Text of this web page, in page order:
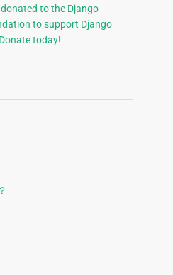
to the Django
to support Django
today!